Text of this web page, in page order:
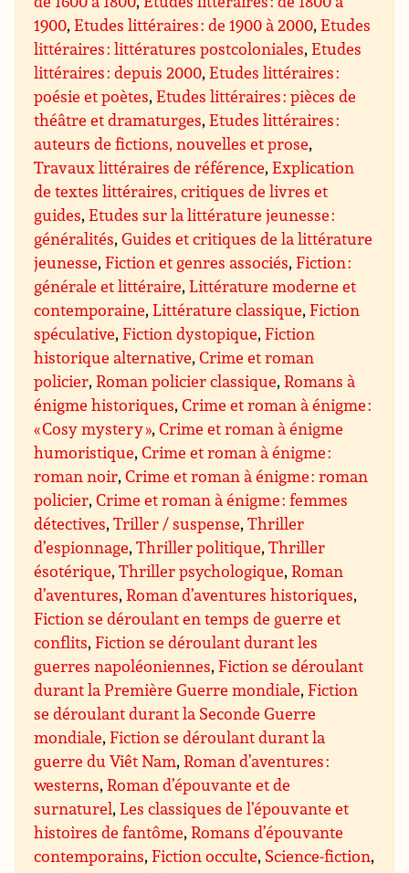
1900,Etudes littéraires : de 1900 à 2000,Etudes
littéraires : littératures postcoloniales,Etudes
littéraires : depuis 2000,Etudes littéraires :
poésie et poètes,Etudes littéraires : pièces de
théâtre et dramaturges,Etudes littéraires :
auteurs de fictions, nouvelles et prose,
Travaux littéraires de référence,Explication
de textes littéraires, critiques de livres et
guides,Etudes sur la littérature jeunesse :
généralités,Guides et critiques de la littérature
jeunesse,Fiction et genres associés,Fiction :
générale et littéraire,Littérature moderne et
contemporaine,Littérature classique,Fiction
spéculative,Fiction dystopique,Fiction
historique alternative,Crime et roman
policier,Roman policier classique,Romans à
énigme historiques,Crime et roman à énigme :
« Cosy mystery »,Crime et roman à énigme
humoristique,Crime et roman à énigme :
roman noir,Crime et roman à énigme : roman
policier,Crime et roman à énigme : femmes
détectives,Triller / suspense,Thriller
d’espionnage,Thriller politique,Thriller
ésotérique,Thriller psychologique,Roman
d’aventures,Roman d’aventures historiques,
Fiction se déroulant en temps de guerre et
conflits,Fiction se déroulant durant les
guerres napoléoniennes,Fiction se déroulant
durant la Première Guerre mondiale,Fiction
se déroulant durant la Seconde Guerre
mondiale,Fiction se déroulant durant la
guerre du Viêt Nam,Roman d’aventures :
westerns,Roman d’épouvante et de
surnaturel,Les classiques de l’épouvante et
histoires de fantôme,Romans d’épouvante
contemporains,Fiction occulte, Science-fiction,